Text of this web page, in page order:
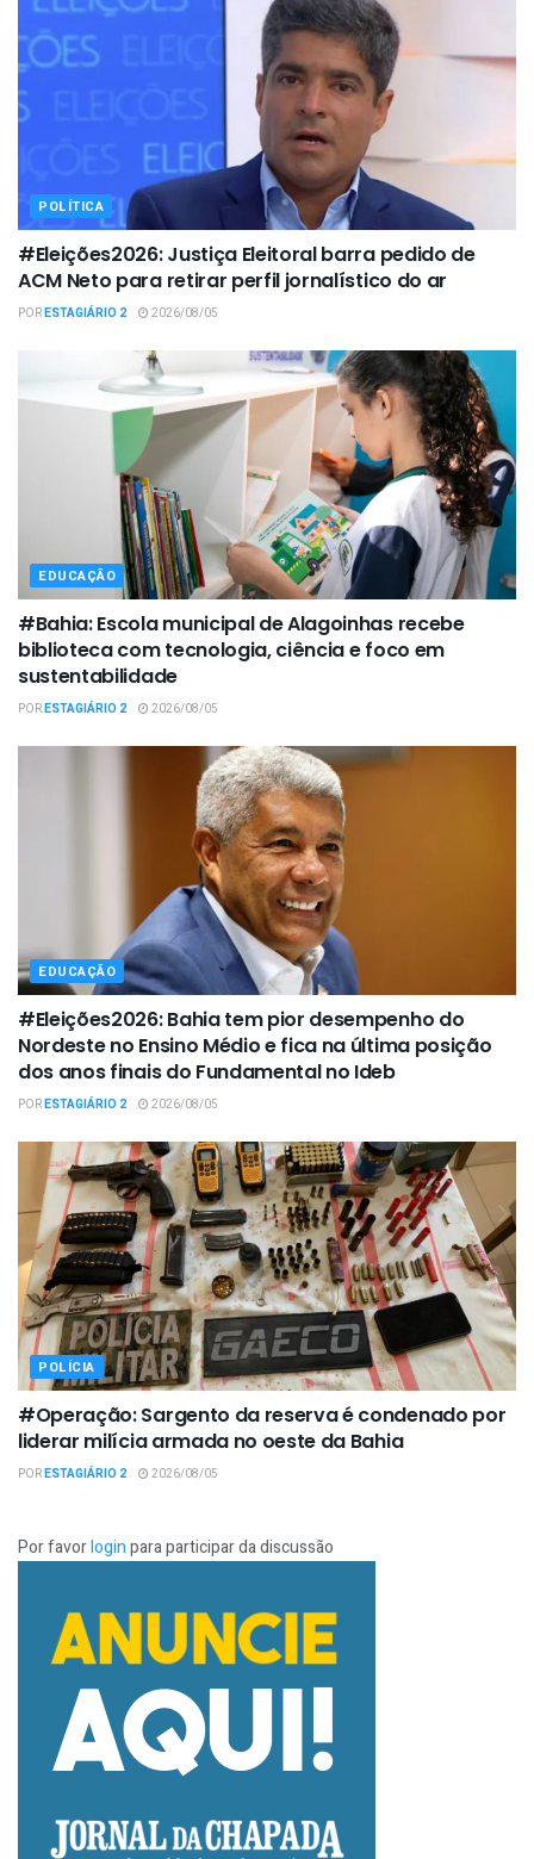
POLÍTICA
#Eleições2026: Justiça Eleitoral barra pedido de
ACM Neto para retirar perfil jornalístico do ar
PORESTAGIÁRIO 2 2026/08/05
EDUCAÇÃO
#Bahia: Escola municipal de Alagoinhas recebe
biblioteca com tecnologia, ciência e foco em
sustentabilidade
PORESTAGIÁRIO 2 2026/08/05
EDUCAÇÃO
#Eleições2026: Bahia tem pior desempenho do
Nordeste no Ensino Médio e fica na última posição
dos anos finais do Fundamental no Ideb
PORESTAGIÁRIO 2 2026/08/05
POLÍCIA
#Operação: Sargento da reserva é condenado por
liderar milícia armada no oeste da Bahia
PORESTAGIÁRIO 2 2026/08/05
Por favorloginpara participar da discussão